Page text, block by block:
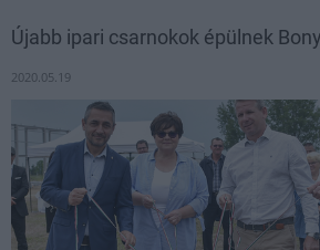
Újabb ipari csarnokok épülnek
2020.05.19